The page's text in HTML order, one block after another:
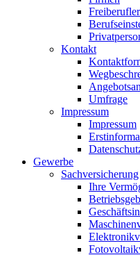
Kontakt
Umfrage
Impressum
Impressum
Gewerbe
Sachversicherung
Ihre